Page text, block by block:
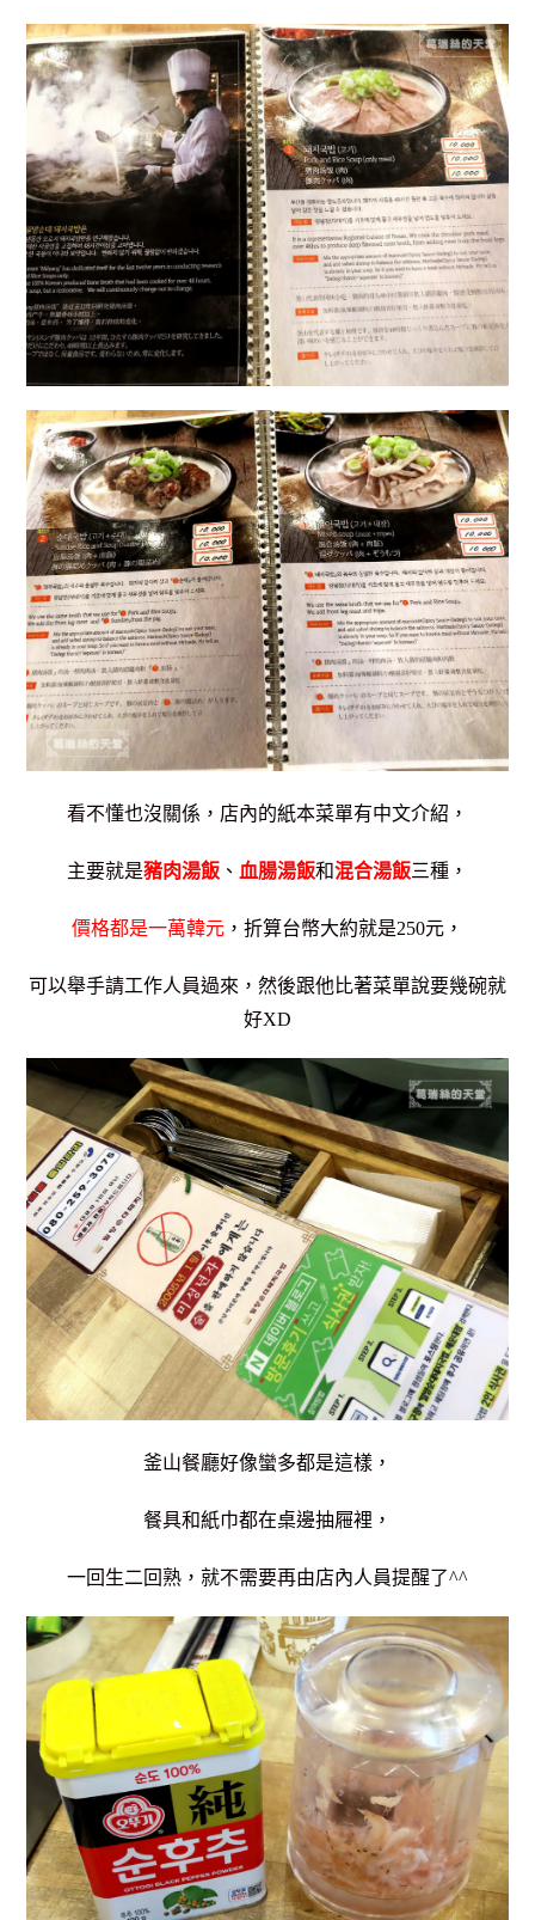
看不懂也沒關係，店內的紙本菜單有中文介紹，
主要就是豬肉湯飯 、 血腸湯飯和混合湯飯三種，
價格都是一萬韓元 ，折算台幣大約就是250元，
可以舉手請工作人員過來，然後跟他比著菜單說要幾碗就
好XD
釜山餐廳好像蠻多都是這樣，
餐具和紙巾都在桌邊抽屜裡，
一回生二回熟，就不需要再由店內人員提醒了^^